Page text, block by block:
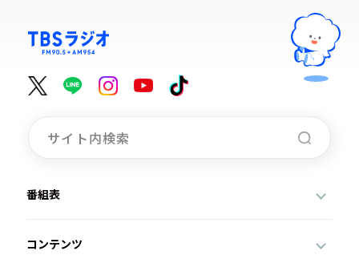
番組表
コンテンツ